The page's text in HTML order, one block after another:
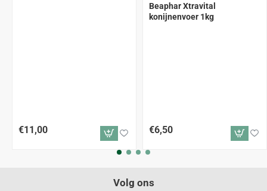
€11,00
Beaphar Xtravital
konijnenvoer 1kg
€6,50
Volg ons